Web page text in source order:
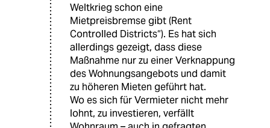
Weltkrieg schon eine
Mietpreisbremse gibt (Rent
Controlled Districts“). Es hat sich
allerdings gezeigt, dass diese
Maßnahme nur zu einer Verknappung
des Wohnungsangebots und damit
zu höheren Mieten geführt hat.
Wo es sich für Vermieter nicht mehr
lohnt, zu investieren, verfällt